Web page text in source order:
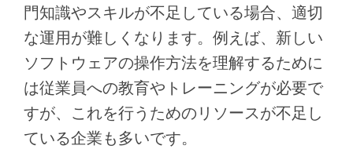
門知識やスキルが不足している場合、適切
な運用が難しくなります。例えば、新しい
ソフトウェアの操作方法を理解するために
は従業員への教育やトレーニングが必要で
すが、これを行うためのリソースが不足し
ている企業も多いです。